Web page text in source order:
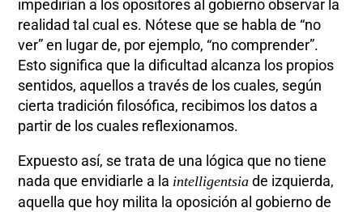
impedirían a los opositores al gobierno observar la
realidad tal cual es. Nótese que se habla de “no
ver” en lugar de, por ejemplo, “no comprender”.
Esto significa que la dificultad alcanza los propios
sentidos, aquellos a través de los cuales, según
cierta tradición filosófica, recibimos los datos a
partir de los cuales reflexionamos.
Expuesto así, se trata de una lógica que no tiene
nada que envidiarle a la intelligentsia de izquierda,
aquella que hoy milita la oposición al gobierno de